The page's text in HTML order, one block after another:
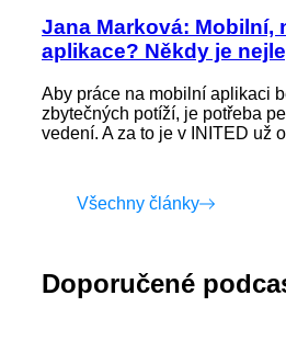
Jana Marková: Mobilní,
aplikace? Někdy je
Aby práce na mobilní aplikaci
zbytečných potíží, je potřeba
vedení. A za to je v INITED už
Všechny články
Doporučené